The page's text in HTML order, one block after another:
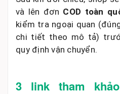
và lên đơn COD toàn
kiểm tra ngoại quan
chi tiết theo mô tả)
quy định vận chuyển.
3 link tham